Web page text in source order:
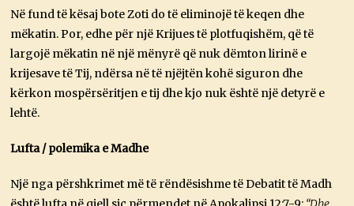
Në fund të kësaj bote Zoti do të eliminojë të keqen dhe
mëkatin. Por, edhe për një Krijues të plotfuqishëm, që të
largojë mëkatin në një mënyrë që nuk dëmton lirinë e
krijesave të Tij, ndërsa në të njëjtën kohë siguron dhe
kërkon mospërsëritjen e tij dhe kjo nuk është një detyrë e
lehtë.
Lufta / polemika e Madhe
Një nga përshkrimet më të rëndësishme të Debatit të Madh